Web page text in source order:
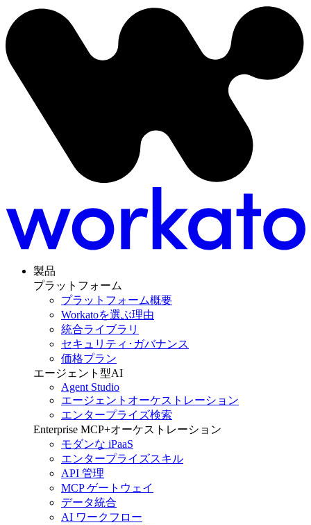
製品
プラットフォーム
プラットフォーム概要
Workatoを選ぶ理由
統合ライブラリ
セキュリティ･ガバナンス
価格プラン
エージェント型AI
Agent Studio
エージェントオーケストレーション
エンタープライズ検索
Enterprise MCP+オーケストレーション
モダンな iPaaS
エンタープライズスキル
API 管理
MCP ゲートウェイ
データ統合
AI ワークフロー